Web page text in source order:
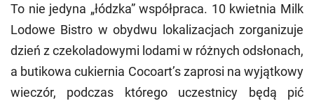
To nie jedyna „łódzka” współpraca. 10 kwietnia Milk
Lodowe Bistro w obydwu lokalizacjach zorganizuje
dzień z czekoladowymi lodami w różnych odsłonach,
a butikowa cukiernia Cocoart’s zaprosi na wyjątkowy
wieczór, podczas którego uczestnicy będą pić